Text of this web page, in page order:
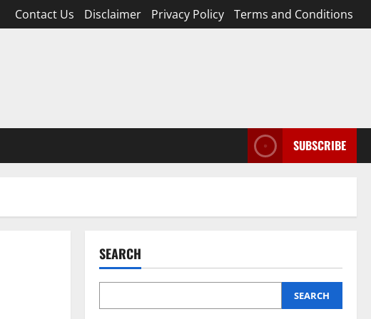
Contact Us Disclaimer Privacy Policy Terms and Conditions
SUBSCRIBE
SEARCH
SEARCH